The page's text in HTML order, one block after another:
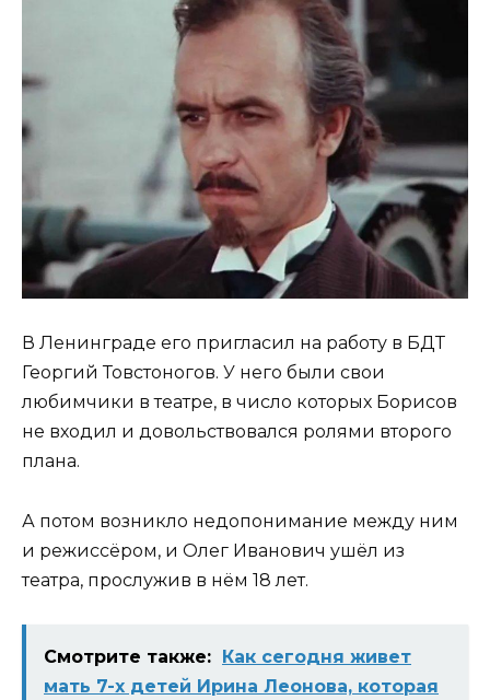
В Ленинграде его пригласил на работу в БДТ
Георгий Товстоногов. У него были свои
любимчики в театре, в число которых Борисов
не входил и довольствовался ролями второго
плана.
А потом возникло недопонимание между ним
и режиссёром, и Олег Иванович ушёл из
театра, прослужив в нём 18 лет.
Смотрите также: Как сегодня живет
мать 7-х детей Ирина Леонова, которая